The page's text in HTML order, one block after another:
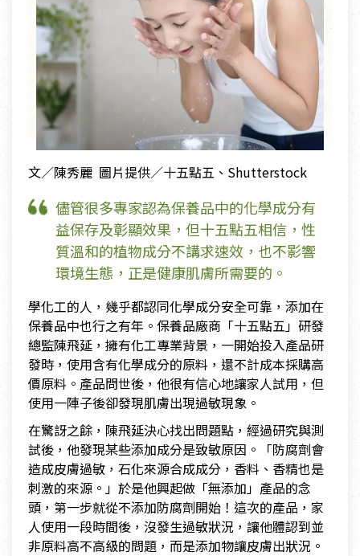
文／陳秀麗 圖片提供／十五點五、Shutterstock
儘管很多專家認為保養品中的化學成分有
益保存及彰顯效果，但十五點五相信，性
質溫和的植物成分不講求速效，也不影響
環境生態，正是健康肌膚所需要的。
學化工的人，幾乎都認同化學成分安全可靠，添加在
保養品中也行之有年。保養品廠商「十五點五」研發
總監陳飛延，擁有化工專業背景，一開始投入產品研
發時，使用含有化學成分的原料，還不計成本採購高
價原料。產品問世後，他很有信心地讓家人試用，但
使用一陣子後卻發現肌膚出現過敏現象。
在驚訝之餘，陳飛延決心找出問題點，經過研究與測
試後，他發現某些添加成分是致敏原因。「防腐劑會
造成皮膚過敏，石化來源合成成分，香料、香精也是
刺激的來源。」於是他興起做「無添加」產品的念
頭，第一步就從不添加防腐劑開始！這次的產品，家
人使用一段時間後，沒發生過敏狀況，讓他體認到並
非原料高不高級的問題，而是添加物讓皮膚出狀況。